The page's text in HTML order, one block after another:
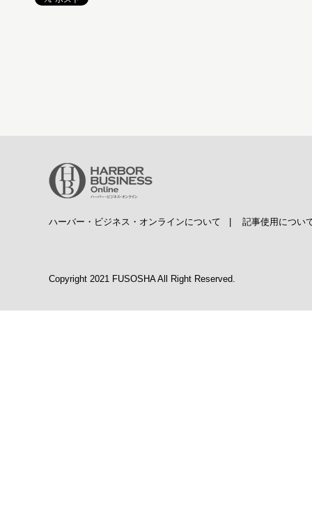
ハーバー・ビジネス・オンラインについて 記事使用につい
Copyright 2021 FUSOSHA All Right Reserved.